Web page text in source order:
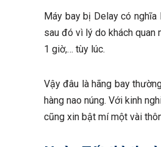
Máy bay bị Delay có
sau đó vì lý do khách quan
1 giờ,… tùy lúc.
Vậy đâu là hãng bay
hàng nao núng. Với kinh
cũng xin bật mí một vài